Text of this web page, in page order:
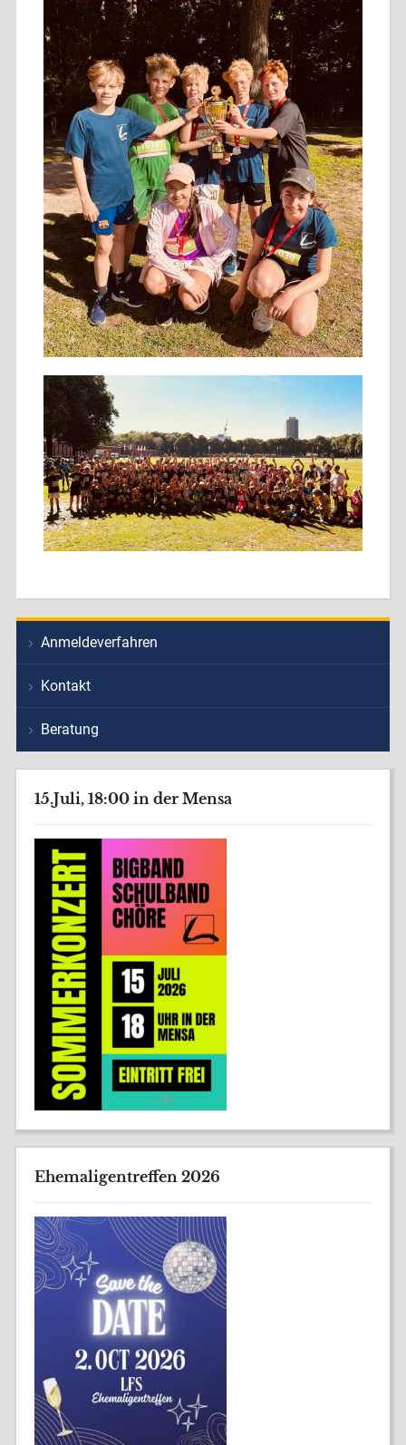
Anmeldeverfahren
Kontakt
Beratung
15.Juli, 18:00 in der Mensa
Ehemaligentreffen 2026